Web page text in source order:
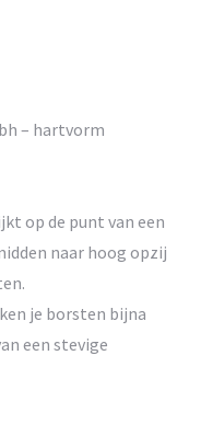
– hartvorm
op de punt van een
naar hoog opzij
je borsten bijna
een stevige